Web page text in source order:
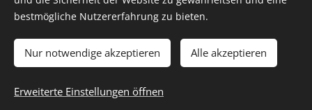
Tierarztpraxis Dr. Renate Lorenz
, alle Rechte
Unterstützt vonWebnode
bestmögliche Nutzererfahrung zu bieten.
Nur notwendige akzeptieren Alle akzeptieren
Erweiterte Einstellungen öffnen